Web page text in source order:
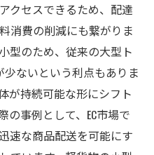
クセスできるため、配達
消費の削減にも繋がりま
型のため、従来の大型ト
少ないという利点もありま
が持続可能な形にシフト
の事例として、EC市場で
速な商品配送を可能にす